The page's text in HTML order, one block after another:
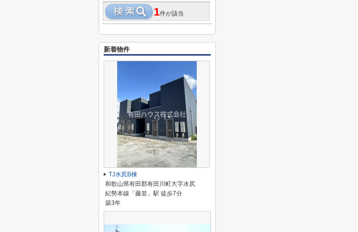
1件が該当
新着物件
TJ水尻B棟
和歌山県有田郡有田川町大字水尻
紀勢本線「藤並」駅 徒歩7分
築3年